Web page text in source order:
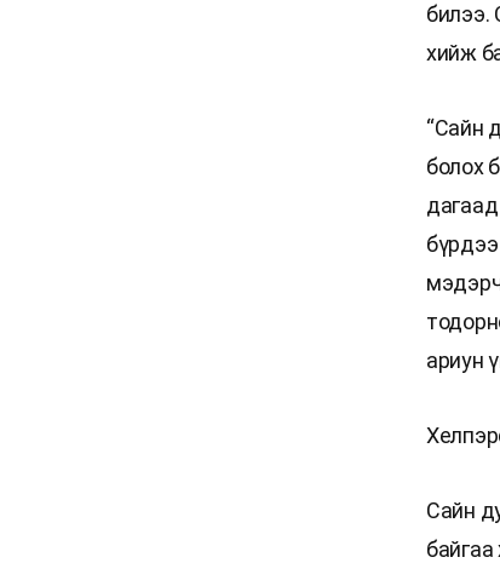
билээ.
хийж
“Сайн
болох
ариун
Сайн